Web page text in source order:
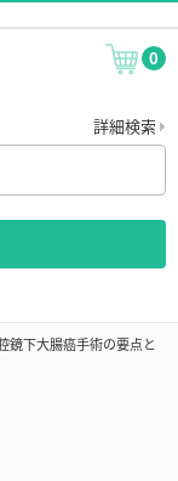
0
詳細検索
鏡下大腸癌手術の要点と